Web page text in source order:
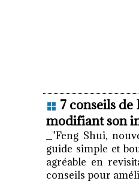
7 conseils
modifiant son
_"Feng Shui,
guide simple et
agréable en
conseils pour